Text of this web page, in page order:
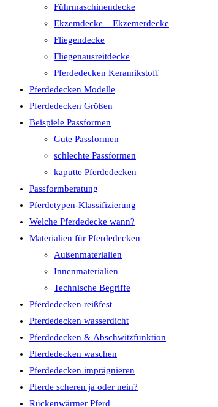
Führmaschinendecke
Ekzemdecke – Ekzemerdecke
Fliegendecke
Fliegenausreitdecke
Pferdedecken Keramikstoff
Pferdedecken Modelle
Pferdedecken Größen
Beispiele Passformen
Gute Passformen
schlechte Passformen
kaputte Pferdedecken
Passformberatung
Pferdetypen-Klassifizierung
Welche Pferdedecke wann?
Materialien für Pferdedecken
Außenmaterialien
Innenmaterialien
Technische Begriffe
Pferdedecken reißfest
Pferdedecken wasserdicht
Pferdedecken & Abschwitzfunktion
Pferdedecken waschen
Pferdedecken imprägnieren
Pferde scheren ja oder nein?
Rückenwärmer Pferd